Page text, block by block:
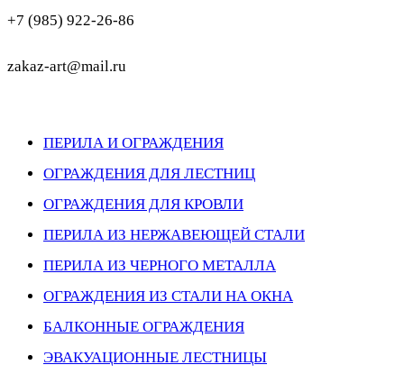
+7 (985) 922-26-86
zakaz-art@mail.ru
ПЕРИЛА И ОГРАЖДЕНИЯ
ОГРАЖДЕНИЯ ДЛЯ ЛЕСТНИЦ
ОГРАЖДЕНИЯ ДЛЯ КРОВЛИ
ПЕРИЛА ИЗ НЕРЖАВЕЮЩЕЙ СТАЛИ
ПЕРИЛА ИЗ ЧЕРНОГО МЕТАЛЛА
ОГРАЖДЕНИЯ ИЗ СТАЛИ НА ОКНА
БАЛКОННЫЕ ОГРАЖДЕНИЯ
ЭВАКУАЦИОННЫЕ ЛЕСТНИЦЫ